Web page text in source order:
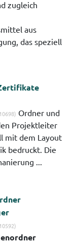
zugleich
aus
das speziell
Ordner und
Projektleiter
mit dem Layout
bedruckt. Die
...